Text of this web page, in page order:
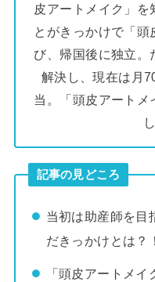
皮アートメイク」を
とがきっかけで「頭
び、帰国後に独立。
解決し、現在は月
当。「頭皮アートメ
記事の見どころ
当初は助産師を目
だきっかけとは？！
「頭皮アートメ